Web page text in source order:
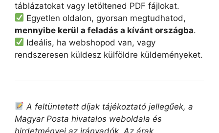
táblázatokat vagy letöltened PDF fájlokat.
Egyetlen oldalon, gyorsan megtudhatod,
mennyibe kerül a feladás a kívánt országba.
Ideális, ha webshopod van, vagy
rendszeresen küldesz külföldre küldeményeket.
A feltüntetett díjak tájékoztató jellegűek, a
Magyar Posta hivatalos weboldala és
hirdetményei az irányadók. Az árak